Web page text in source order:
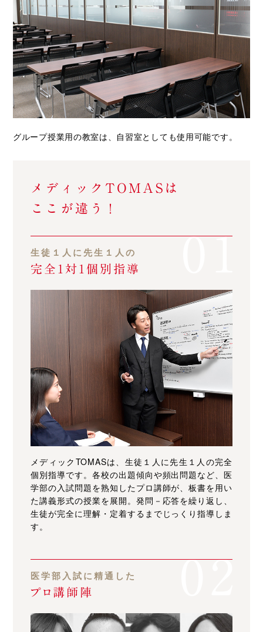
グループ授業用の教室は、自習室としても使用可能です。
メディック TOMASは
ここが違う
！
生徒１人に先生１人の
完全1対1個別指導
メディックTOMASは、生徒１人に先生１人の完全
個別指導です。各校の出題傾向や頻出問題など、医
学部の入試問題を熟知したプロ講師が、板書を用い
た講義形式の授業を展開。発問－応答を繰り返し、
生徒が完全に理解・定着するまでじっくり指導しま
す。
医学部入試に精通した
プロ講師陣